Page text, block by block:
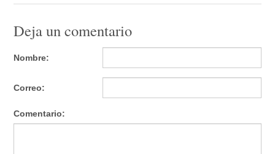
Deja un comentario
Nombre:
Correo:
Comentario: